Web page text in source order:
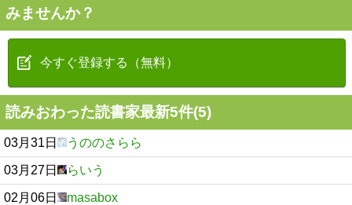
みませんか？
今すぐ登録する（無料）
読みおわった読書家最新5件(5)
03月31日 うののさらら
03月27日 らいう
02月06日 masabox